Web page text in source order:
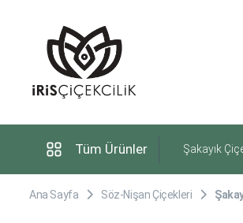
Tüm Ürünler Şakayık
Ana Sayfa Söz-Nişan Çiçekleri